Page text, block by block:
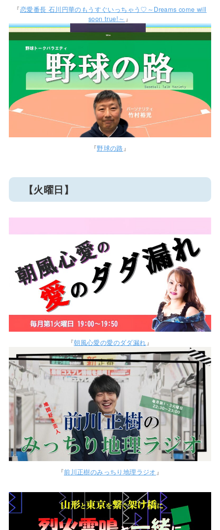
『恋愛番長 石川円華のもうすぐいっちゃう♡～Dreams come will
soon true!～ 』
『野球の路』
【火曜日】
『朝風心愛の愛のダダ漏れ』
『前川正樹のみっちり地理ラジオ 』